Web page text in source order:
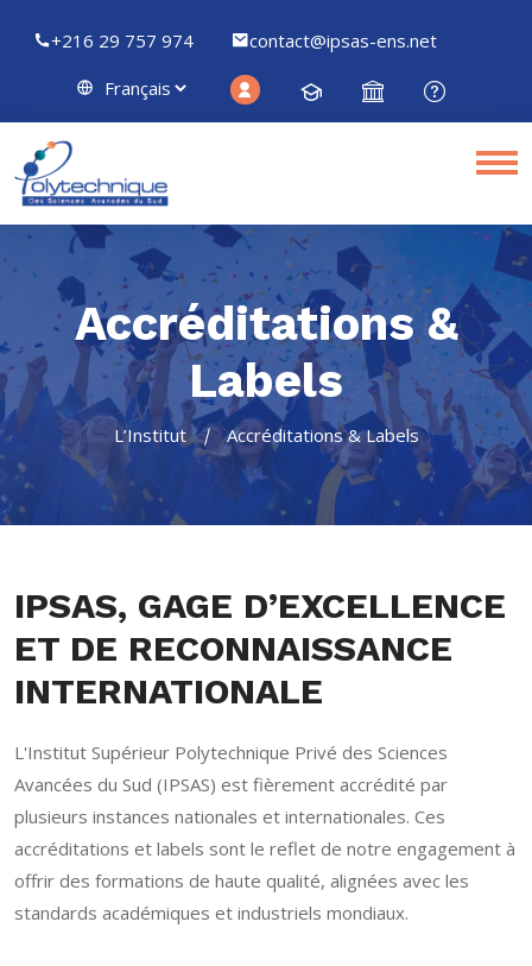
+216 29 757 974 contact@ipsas-ens.net
Accréditations &
Labels
L’Institut Accréditations & Labels
IPSAS, GAGE D’EXCELLENCE
ET DE RECONNAISSANCE
INTERNATIONALE
L'Institut Supérieur Polytechnique Privé des Sciences
Avancées du Sud (IPSAS) est fièrement accrédité par
plusieurs instances nationales et internationales. Ces
accréditations et labels sont le reflet de notre engagement à
offrir des formations de haute qualité, alignées avec les
standards académiques et industriels mondiaux.